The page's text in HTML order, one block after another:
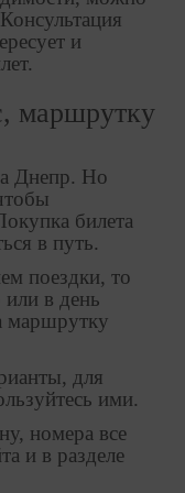
и
маршрутку
Днепр. Но
билета
в путь.
поездки, то
или в день
маршрутку
для
ими.
номера все
и в разделе